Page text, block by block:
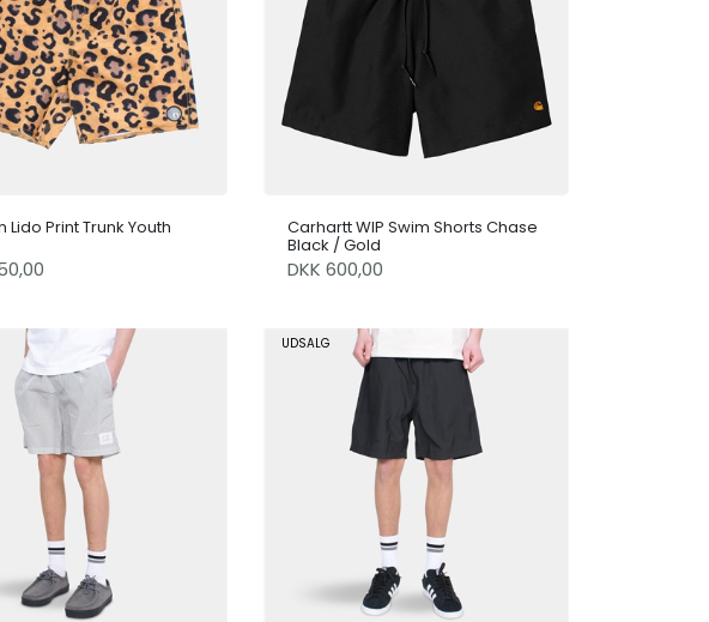
Lido Print Trunk Youth Carhartt WIP Swim Shorts Chase
Black / Gold
DKK 600,00
UDSALG